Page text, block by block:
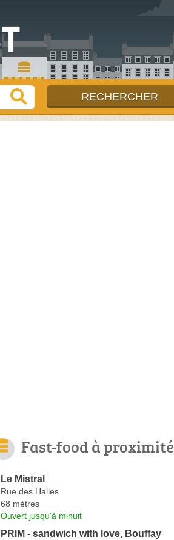
Fast-food à proximité
Le Mistral
Rue des Halles
68 mètres
Ouvert jusqu'à minuit
PRIM - sandwich with love, Bouffay